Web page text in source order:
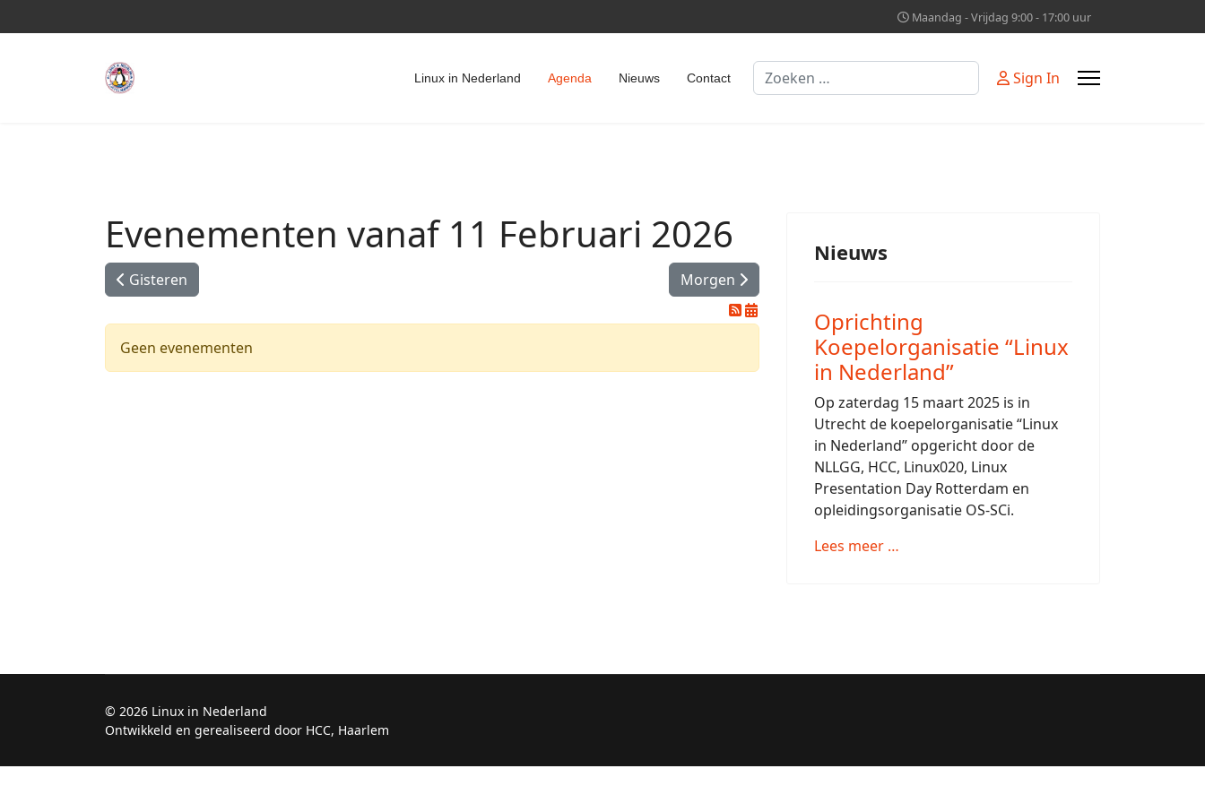
Maandag - Vrijdag 9:00 - 17:00 uur
Linux in Nederland Agenda Nieuws Contact Zoeken Sign In
Evenementen vanaf 11 Februari 2026
Gisteren Morgen
Geen evenementen
Nieuws
Oprichting
Koepelorganisatie “Linux
in Nederland”
Op zaterdag 15 maart 2025 is in
Utrecht de koepelorganisatie “Linux
in Nederland” opgericht door de
NLLGG, HCC, Linux020, Linux
Presentation Day Rotterdam en
opleidingsorganisatie OS-SCi.
Lees meer …
© 2026 Linux in Nederland
Ontwikkeld en gerealiseerd door HCC, Haarlem